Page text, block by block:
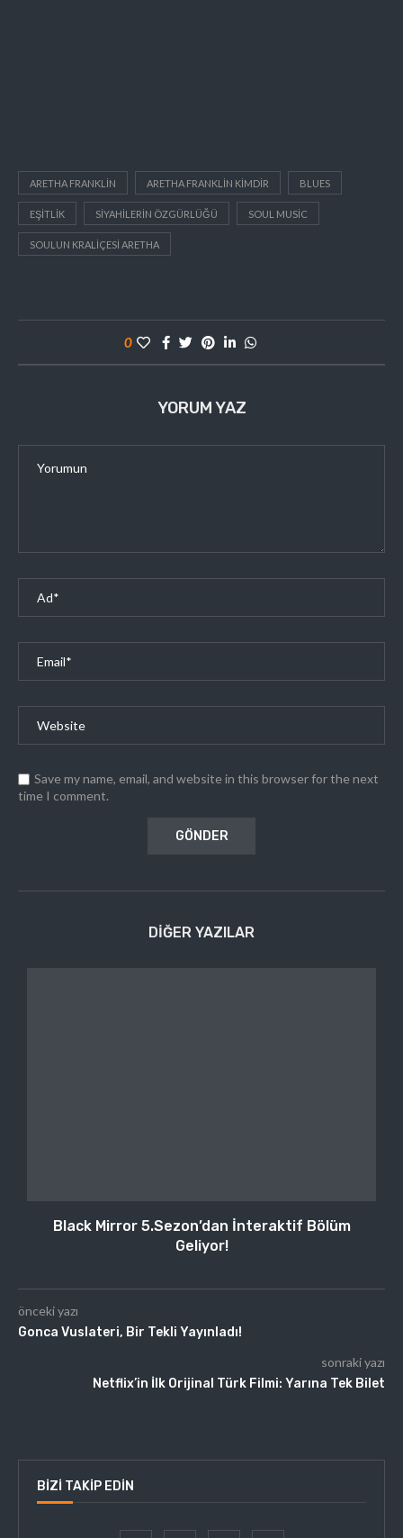
ARETHA FRANKLIN ARETHA FRANKLIN KIMDIR BLUES
EŞITLIK SIYAHILERIN ÖZGÜRLÜĞÜ SOUL MUSIC
SOULUN KRALIÇESI ARETHA
0
YORUM YAZ
Save my name, email, and website in this browser for the next
time I comment.
DIĞER YAZILAR
Black Mirror 5.Sezon’dan İnteraktif Bölüm
Geliyor!
önceki yazı
Gonca Vuslateri, Bir Tekli Yayınladı!
sonraki yazı
Netflix’in İlk Orijinal Türk Filmi: Yarına Tek Bilet
BIZI TAKIP EDIN